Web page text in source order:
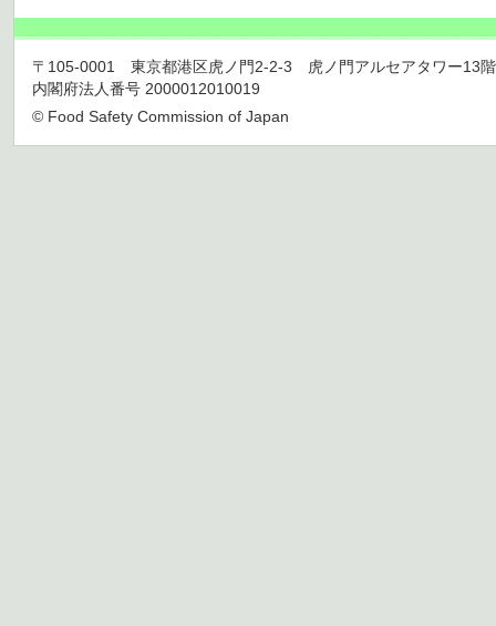
〒105-0001 東京都港区虎ノ門2-2-3 虎ノ門アルセアタワー13
内閣府法人番号 2000012010019
© Food Safety Commission of Japan